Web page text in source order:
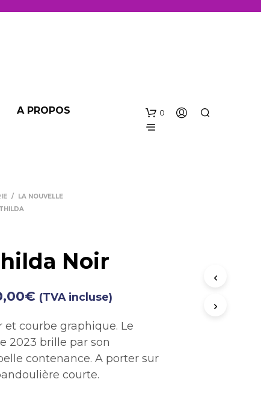
A PROPOS
0
/
LA NOUVELLE
Noir
€ (TVA incluse)
et courbe graphique. Le
2023 brille par son
contenance. A porter sur
courte.